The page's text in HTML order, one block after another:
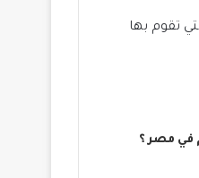
تقوم بها
في مصر ؟